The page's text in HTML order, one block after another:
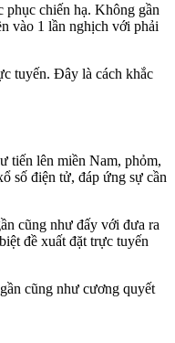
phục chiến hạ. Không gần
vào 1 lần nghịch với phải
tuyến. Đây là cách khắc
tiến lên miền Nam, phỏm,
số điện tử, đáp ứng sự cần
cũng như đấy với đưa ra
đề xuất đặt trực tuyến
cũng như cương quyết